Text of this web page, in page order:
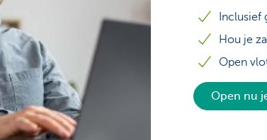
Inclusief
Hou je
Open
Open nu